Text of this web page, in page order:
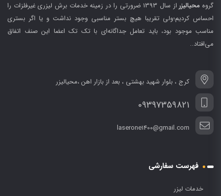
گروه محیالیزر
از سال 1393 ضرورتی را در زمینه خدمات برش لیزری غیرفلزات را
احساس کردیم؛ولی تقریبا هیچ بستر مناسبی وجود نداشت و یا اگر بستری
مناسب موجود بود، باید تعامل جداگانه‌ای با تک تک اعضا این صنف اتفاق
می‌افتاد..
کرج ، بلوار شهید بهشتی ، بعد از بازار اهن ،محیالیزر
09397359821
laserone1400@gmail.com
فهرست سفارشی
خدمات لیزر